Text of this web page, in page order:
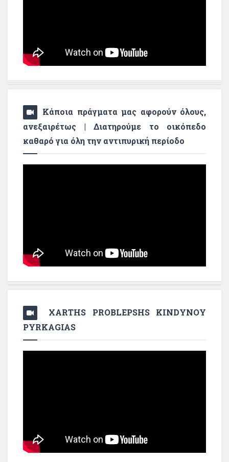
Κάποια πράγματα μας αφορούν όλους,
ανεξαιρέτως | Διατηρούμε το οικόπεδο
καθαρό για όλη την αντιπυρική περίοδο
XARTHS PROBLEPSHS KINDYNOY
PYRKAGIAS